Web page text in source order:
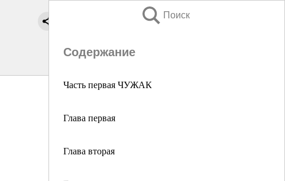
Поиск
Содержание
Часть первая ЧУЖАК
Глава первая
Глава вторая